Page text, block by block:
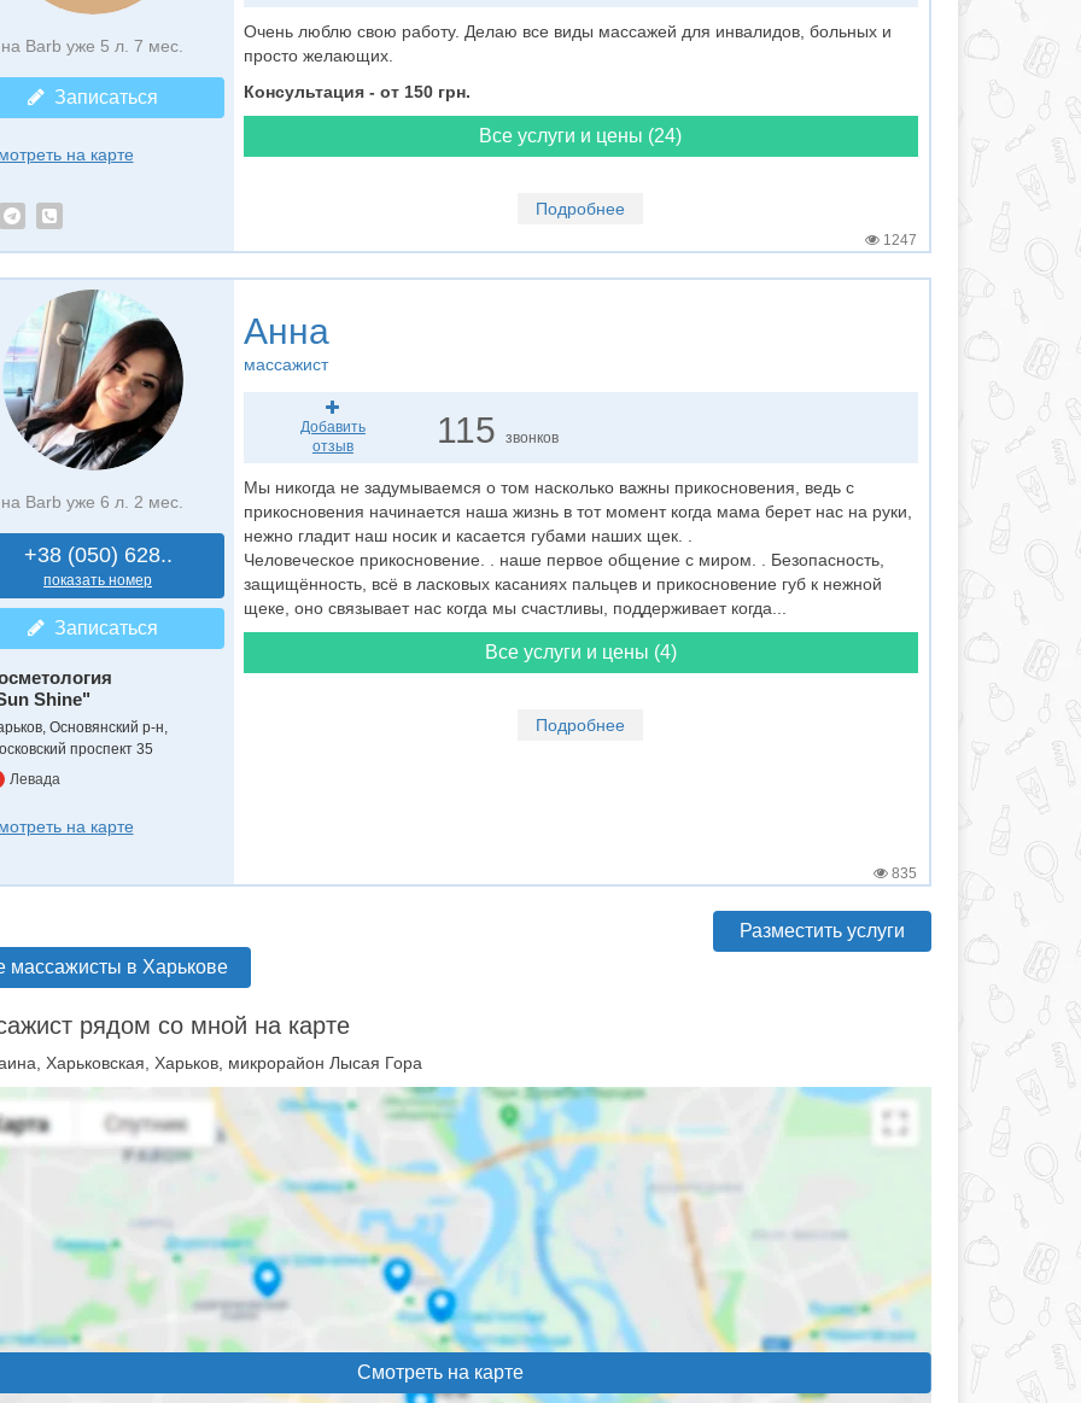
на Barb уже 5 л. 7 мес.
Записаться
на карте
Очень люблю свою работу. Делаю все виды массажей для инвалидов, больных и
просто желающих.
Консультация - от 150 грн.
Все услуги и цены (24)
Подробнее
1247
на Barb уже 6 л. 2 мес.
+38 (050) 628..
показать номер
Записаться
Shine"
Основянский р-н,
проспект 35
Левада
на карте
Анна
массажист
Добавить
отзыв
115звонков
Мы никогда не задумываемся о том насколько важны прикосновения, ведь с
прикосновения начинается наша жизнь в тот момент когда мама берет нас на руки,
нежно гладит наш носик и касается губами наших щек. .
Человеческое прикосновение. . наше первое общение с миром. . Безопасность,
защищённость, всё в ласковых касаниях пальцев и прикосновение губ к нежной
щеке, оно связывает нас когда мы счастливы, поддерживает когда...
Все услуги и цены (4)
Подробнее
835
массажисты в Харькове
Разместить услуги
рядом со мной на карте
Харьковская, Харьков, микрорайон Лысая Гора
Смотреть на карте